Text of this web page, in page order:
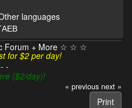
languages
+ More ☆ ☆ ☆
for $2 per day!
-
($2/day)!
« previous next »
Print